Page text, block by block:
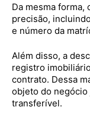
Da mesma
precisão,
e número da
Além disso, a
registro
contrato. Dessa
objeto do
transferível.